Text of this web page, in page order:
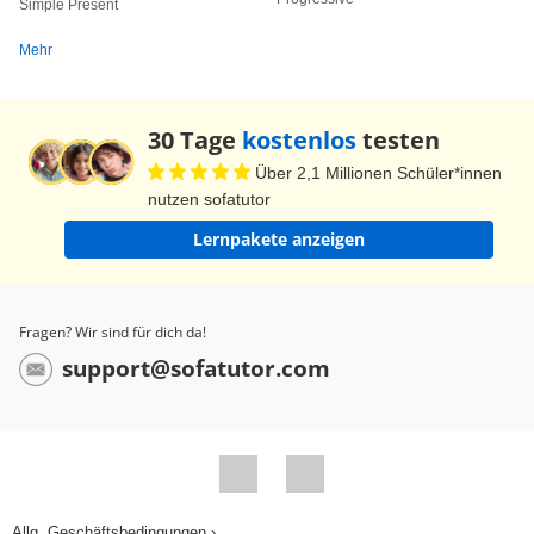
finished his presentation he made himself a cup
of coffee. Having finished his presentation, he
made himself a cup of coffee. He was very tall. He
became a basketball player. Being very tall, he
in the hall, he overheard the conversation.
Because the text was written in a hurry, it
in a hurry, the text contained a lot of mistakes.
sentences from German into English. And again,
Simple Present
Mehr
30 Tage kostenlostesten
Über 2,1 Millionen Schüler*innen
nutzen sofatutor
Lernpakete anzeigen
Fragen? Wir sind für dich da!
support@sofatutor.com